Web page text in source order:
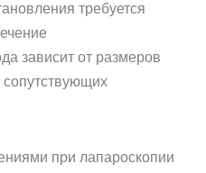
требуется
зависит от размеров
при лапароскопии